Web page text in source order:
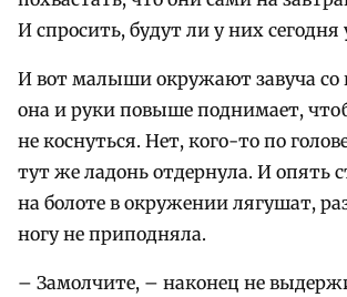
И спросить, будут ли у них сегодня
И вот малыши окружают завуча со
она и руки повыше поднимает,
не коснуться. Нет, кого-то по
тут же ладонь отдернула. И опять
на болоте в окружении лягушат,
ногу не приподняла.
– Замолчите, – наконец не